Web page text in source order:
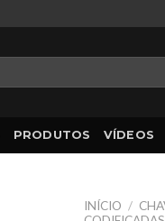
PRODUTOS VÍDEOS
INÍCIO /